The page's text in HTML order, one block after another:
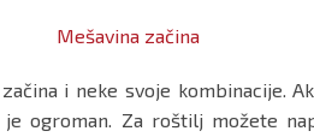
i neke svoje kombinacije.
ogroman. Za roštilj možete